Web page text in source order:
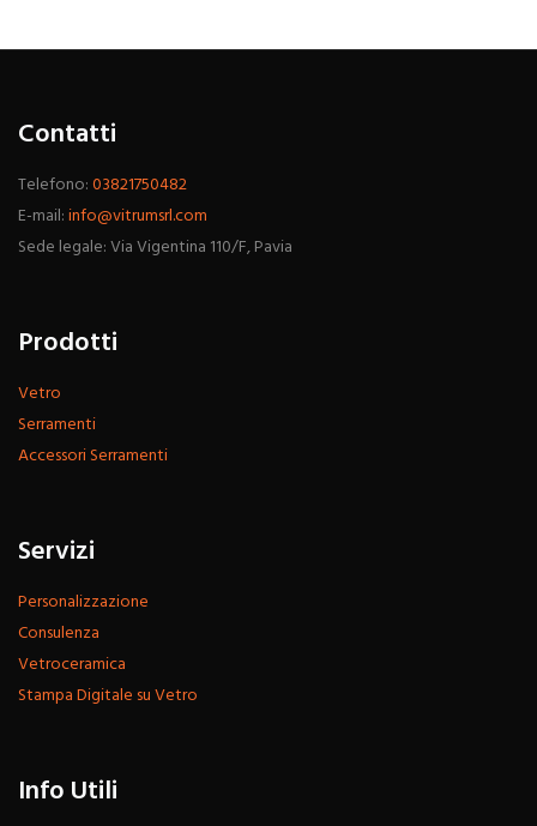
Contatti
Telefono:03821750482
E-mail:info@vitrumsrl.com
Sede legale: Via Vigentina 110/F, Pavia
Prodotti
Vetro
Serramenti
Accessori Serramenti
Servizi
Personalizzazione
Consulenza
Vetroceramica
Stampa Digitale su Vetro
Info Utili